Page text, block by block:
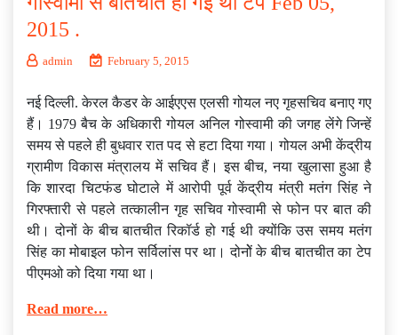
2015 .
admin February 5, 2015
नई दिल्ली. केरल कैडर के आईएएस एलसी गोयल नए गृहसचिव बनाए गए
हैं। 1979 बैच के अधिकारी गोयल अनिल गोस्वामी की जगह लेंगे जिन्हें
समय से पहले ही बुधवार रात पद से हटा दिया गया। गोयल अभी केंद्रीय
ग्रामीण विकास मंत्रालय में सचिव हैं। इस बीच, नया खुलासा हुआ है
कि शारदा चिटफंड घोटाले में आरोपी पूर्व केंद्रीय मंत्री मतंग सिंह ने
गिरफ्तारी से पहले तत्कालीन गृह सचिव गोस्वामी से फोन पर बात की
थी। दोनों के बीच बातचीत रिकॉर्ड हो गई थी क्योंकि उस समय मतंग
सिंह का मोबाइल फोन सर्विलांस पर था। दोनोें के बीच बातचीत का टेप
पीएमओ को दिया गया था।
Read more…